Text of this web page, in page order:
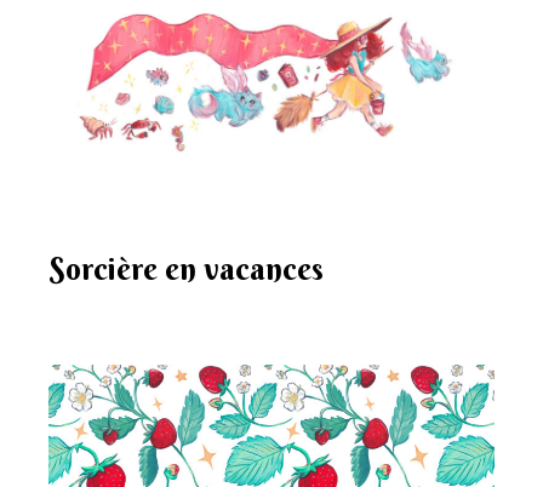
Sorcière en vacances